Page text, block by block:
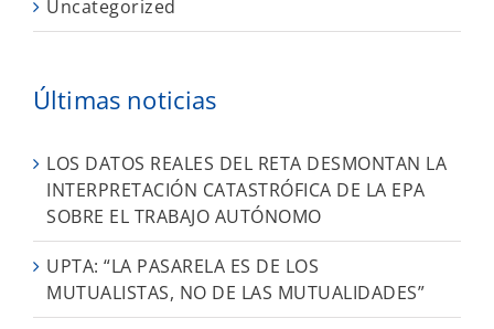
Uncategorized
Últimas noticias
LOS DATOS REALES DEL RETA DESMONTAN LA
INTERPRETACIÓN CATASTRÓFICA DE LA EPA
SOBRE EL TRABAJO AUTÓNOMO
UPTA: “LA PASARELA ES DE LOS
MUTUALISTAS, NO DE LAS MUTUALIDADES”